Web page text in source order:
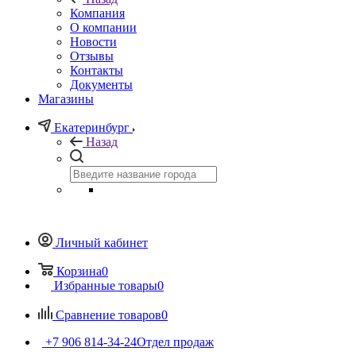
Компания
О компании
Новости
Отзывы
Контакты
Документы
Магазины
Екатеринбург
Назад
Личный кабинет
Корзина0
Избранные товары0
Сравнение товаров0
+7 906 814-34-24Отдел продаж